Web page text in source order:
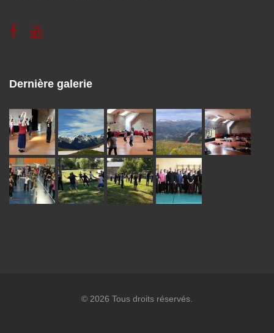
Dernière galerie
© 2026 Tous droits réservés.